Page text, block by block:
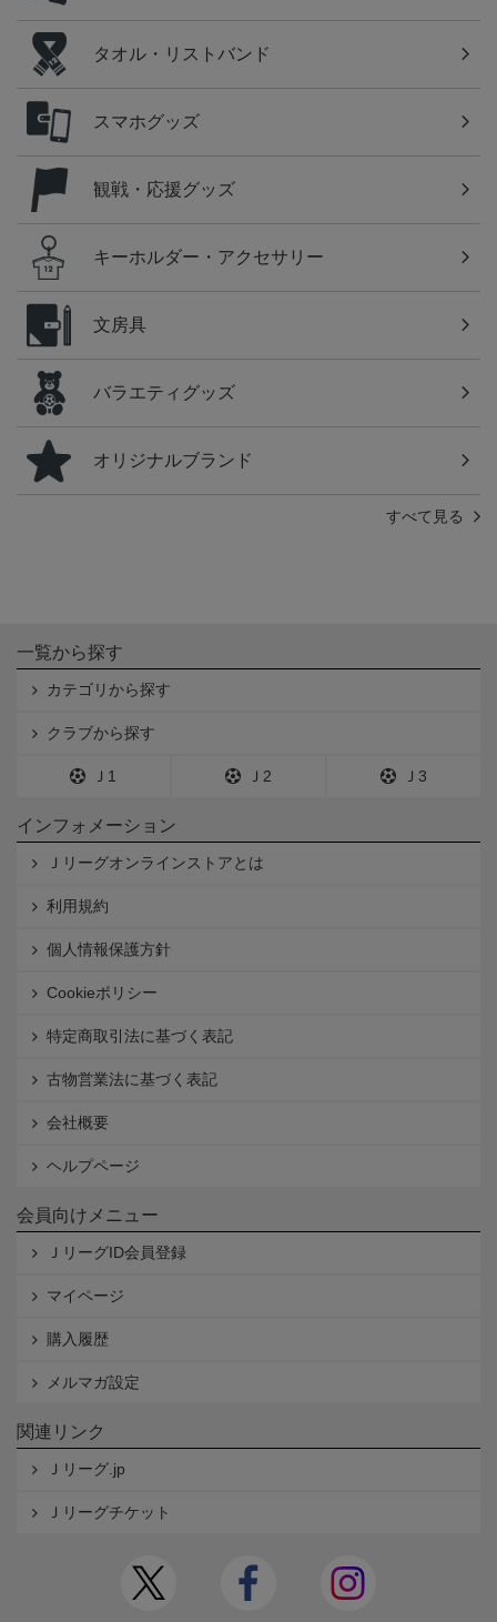
タオル・リストバンド
スマホグッズ
観戦・応援グッズ
キーホルダー・アクセサリー
文房具
バラエティグッズ
オリジナルブランド
すべて見る
一覧から探す
カテゴリから探す
クラブから探す
Ｊ1 Ｊ2 Ｊ3
インフォメーション
Ｊリーグオンラインストアとは
利用規約
個人情報保護方針
Cookieポリシー
特定商取引法に基づく表記
古物営業法に基づく表記
会社概要
ヘルプページ
会員向けメニュー
ＪリーグID会員登録
マイページ
購入履歴
メルマガ設定
関連リンク
Ｊリーグ.jp
Ｊリーグチケット